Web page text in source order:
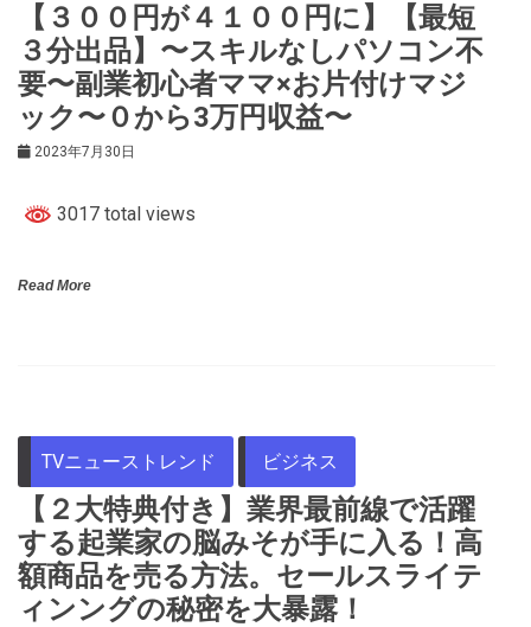
【３００円が４１００円に】【最短
３分出品】〜スキルなしパソコン不
要〜副業初心者ママ×お片付けマジ
ック〜０から3万円収益〜
2023年7月30日
3017 total views
Read More
TVニューストレンド ビジネス
【２大特典付き】業界最前線で活躍
する起業家の脳みそが手に入る！高
額商品を売る方法。セールスライテ
ィンングの秘密を大暴露！